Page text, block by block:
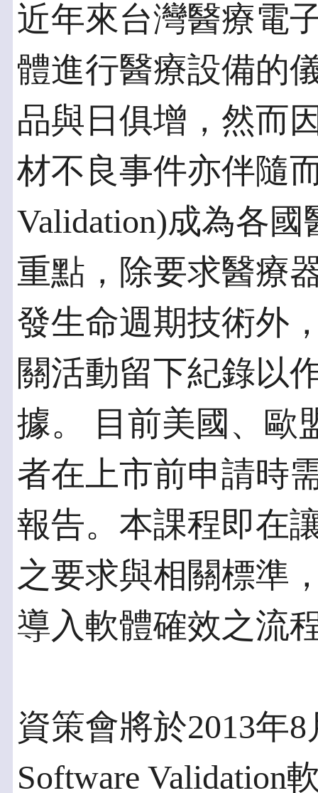
近年來台灣醫療電
體進行醫療設備的
品與日俱增，然而
材不良事件亦伴隨
Validation)成為各
重點，除要求醫療
發生命週期技術外
關活動留下紀錄以
據。 目前美國、歐
者在上市前申請時
報告。本課程即在
之要求與相關標準
導入軟體確效之流
資策會將於2013年
Software Validation